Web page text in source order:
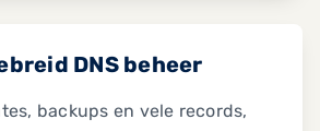
DNS beheer
backups en vele records,